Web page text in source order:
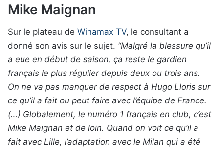
Mike Maignan
Sur le plateau de Winamax TV, le consultant a
donné son avis sur le sujet. “Malgré la blessure qu’il
a eue en début de saison, ça reste le gardien
français le plus régulier depuis deux ou trois ans.
On ne va pas manquer de respect à Hugo Lloris sur
ce qu’il a fait ou peut faire avec l’équipe de France.
(…) Globalement, le numéro 1 français en club, c’est
Mike Maignan et de loin. Quand on voit ce qu’il a
fait avec Lille, l’adaptation avec le Milan qui a été